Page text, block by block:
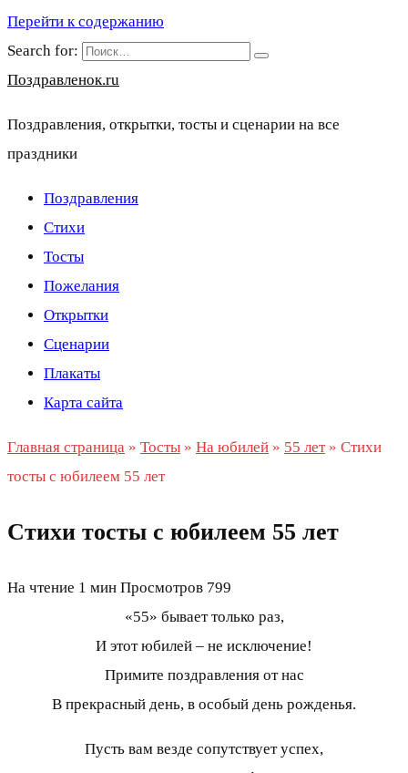
Перейти к содержанию
Search for:
Поздравленок.ru
Поздравления, открытки, тосты и сценарии на все
праздники
Поздравления
Стихи
Тосты
Пожелания
Открытки
Сценарии
Плакаты
Карта сайта
Главная страница » Тосты » На юбилей » 55 лет» Стихи
тосты с юбилеем 55 лет
Стихи тосты с юбилеем 55 лет
На чтение 1 мин Просмотров 799
«55» бывает только раз,
И этот юбилей – не исключение!
Примите поздравления от нас
В прекрасный день, в особый день рожденья.
Пусть вам везде сопутствует успех,